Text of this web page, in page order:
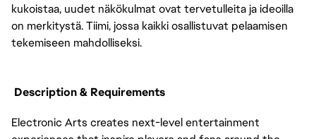
kukoistaa, uudet näkökulmat ovat tervetulleita ja ideoilla
on merkitystä. Tiimi, jossa kaikki osallistuvat pelaamisen
tekemiseen mahdolliseksi.
Description & Requirements
Electronic Arts creates next-level entertainment